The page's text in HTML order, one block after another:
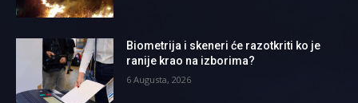
Biometrija i skeneri će razotkriti ko je
ranije krao na izborima?
6 Augusta, 2026